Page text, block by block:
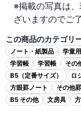
※掲載の写真は
ざいますのでご
この商品のカテゴリ
ノート・紙製品 学童
学習帳
学習帳 その
B5（定番サイズ）
ロ
方眼罫ノート
その他罫
B5 その他
文房具